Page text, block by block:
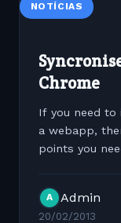
NOTÍCIAS
Chrome
If you need
a webapp,
points you
complex, as
A Admin
20/02/2013